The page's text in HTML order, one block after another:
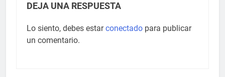
DEJA UNA RESPUESTA
Lo siento, debes estarconectado para publicar
un comentario.